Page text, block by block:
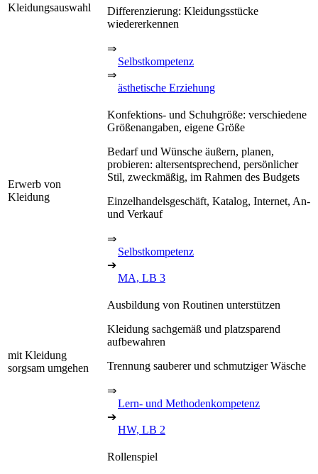
Kleidungsauswahl
Differenzierung: Kleidungsstücke
wiedererkennen
⇒
Selbstkompetenz
⇒
ästhetische Erziehung
Erwerb von
Kleidung
Konfektions- und Schuhgröße: verschiedene
Größenangaben, eigene Größe
Bedarf und Wünsche äußern, planen,
probieren: altersentsprechend, persönlicher
Stil, zweckmäßig, im Rahmen des Budgets
Einzelhandelsgeschäft, Katalog, Internet, An-
und Verkauf
⇒
Selbstkompetenz
➔
MA, LB 3
mit Kleidung
sorgsam umgehen
Ausbildung von Routinen unterstützen
Kleidung sachgemäß und platzsparend
aufbewahren
Trennung sauberer und schmutziger Wäsche
⇒
Lern- und Methodenkompetenz
➔
HW, LB 2
Rollenspiel